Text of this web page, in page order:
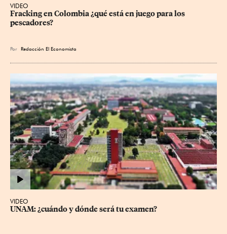
VIDEO
Fracking en Colombia ¿qué está en juego para los
pescadores?
Por Redacción El Economista
VIDEO
UNAM: ¿cuándo y dónde será tu examen?